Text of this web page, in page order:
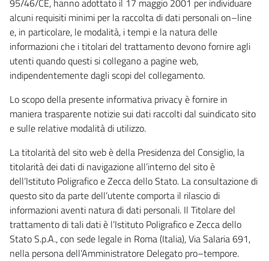
95/46/CE, hanno adottato il 17 maggio 2001 per individuare
alcuni requisiti minimi per la raccolta di dati personali on–line
e, in particolare, le modalità, i tempi e la natura delle
informazioni che i titolari del trattamento devono fornire agli
utenti quando questi si collegano a pagine web,
indipendentemente dagli scopi del collegamento.
Lo scopo della presente informativa privacy è fornire in
maniera trasparente notizie sui dati raccolti dal suindicato sito
e sulle relative modalità di utilizzo.
La titolarità del sito web è della Presidenza del Consiglio, la
titolarità dei dati di navigazione all’interno del sito è
dell’Istituto Poligrafico e Zecca dello Stato. La consultazione di
questo sito da parte dell’utente comporta il rilascio di
informazioni aventi natura di dati personali. Il Titolare del
trattamento di tali dati è l’Istituto Poligrafico e Zecca dello
Stato S.p.A., con sede legale in Roma (Italia), Via Salaria 691,
nella persona dell’Amministratore Delegato pro–tempore.